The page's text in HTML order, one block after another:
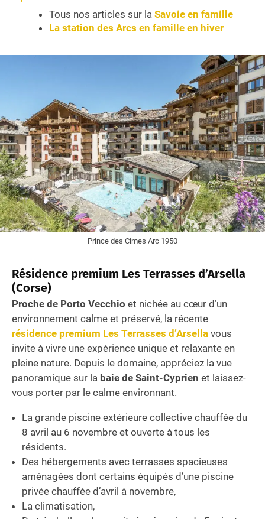
Tous nos articles sur la Savoie en famille
La station des Arcs en famille en hiver
Prince des Cimes Arc 1950
Résidence premium Les Terrasses d’Arsella
(Corse)
Proche de Porto Vecchio et nichée au cœur d’un
environnement calme et préservé, la récente
résidence premium Les Terrasses d’Arsella vous
invite à vivre une expérience unique et relaxante en
pleine nature. Depuis le domaine, appréciez la vue
panoramique sur la baie de Saint-Cyprien et laissez-
vous porter par le calme environnant.
La grande piscine extérieure collective chauffée du
8 avril au 6 novembre et ouverte à tous les
résidents.
Des hébergements avec terrasses spacieuses
aménagées dont certains équipés d’une piscine
privée chauffée d’avril à novembre,
La climatisation,